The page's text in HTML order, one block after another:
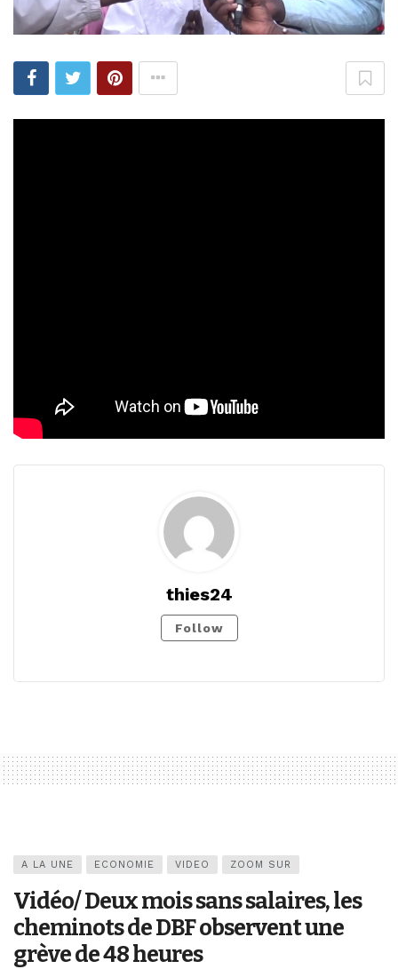
thies24
Follow
A LA UNE ECONOMIE VIDEO ZOOM SUR
Vidéo/ Deux mois sans salaires, les
cheminots de DBF observent une
grève de 48 heures